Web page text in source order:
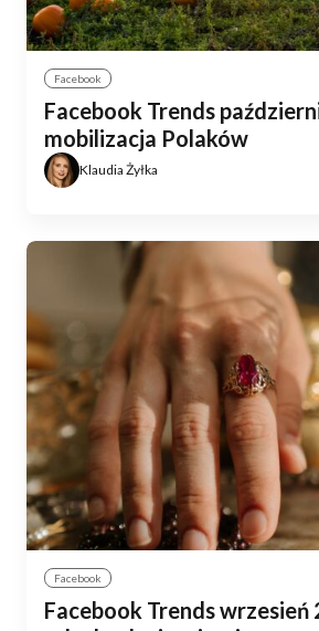
Facebook
Facebook Trends
mobilizacja Polaków
Klaudia Żyłka
Facebook
Facebook Trends wrzesień